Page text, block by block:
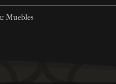
Muebles